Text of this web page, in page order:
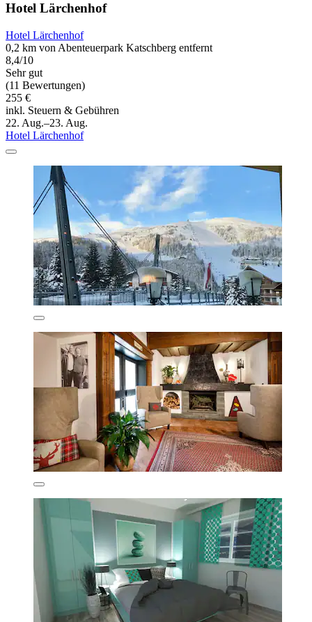
Hotel Lärchenhof
Hotel Lärchenhof
0,2 km von Abenteuerpark Katschberg entfernt
8,4/10
Sehr gut
(11 Bewertungen)
255 €
inkl. Steuern & Gebühren
22. Aug.–23. Aug.
Hotel Lärchenhof